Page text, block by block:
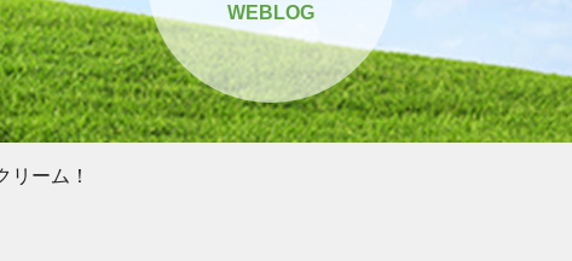
WEBLOG
リーム！